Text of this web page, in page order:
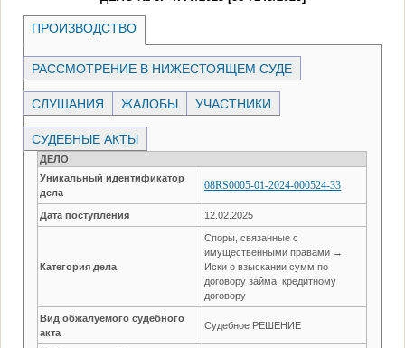
ПРОИЗВОДСТВО
РАССМОТРЕНИЕ В НИЖЕСТОЯЩЕМ СУДЕ
СЛУШАНИЯ ЖАЛОБЫ УЧАСТНИКИ
СУДЕБНЫЕ АКТЫ
ДЕЛО
Уникальный идентификатор
дела
08RS0005-01-2024-000524-33
Дата поступления 12.02.2025
Категория дела
Споры, связанные с
имущественными правами →
Иски о взыскании сумм по
договору займа, кредитному
договору
Вид обжалуемого судебного
акта
Судебное РЕШЕНИЕ